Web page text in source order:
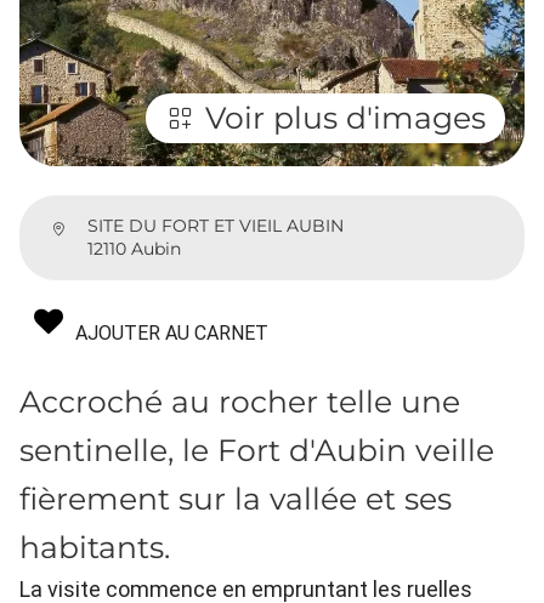
Voir plus d'images
SITE DU FORT ET VIEIL AUBIN
12110 Aubin
AJOUTER AU CARNET
Accroché au rocher telle une
sentinelle, le Fort d'Aubin veille
fièrement sur la vallée et ses
habitants.
La visite commence en empruntant les ruelles